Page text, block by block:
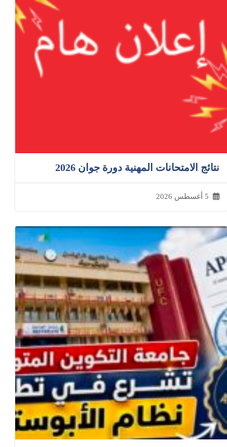
نتائج الامتحانات المهنية دورة جوان 2026
5 أغسطس 2026